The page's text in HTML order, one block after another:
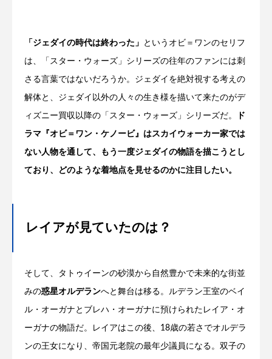
「ジェダイの時代は終わった」 というオビ＝ワンのセリフ
は、「スター・ウォーズ」シリーズの往年のファンには刺
さる言葉ではないだろうか。ジェダイを絶対視する考えの
解体と、ジェダイ以外の人々の生き様を描いて来たのがデ
ィズニー買収以降の「スター・ウォーズ」シリーズだ。 ド
ラマ『オビ＝ワン・ケノービ』はスカイウォーカー家では
ない人物を通して、もう一度ジェダイの物語を描こうとし
ており、どのような着地点を見せるのかに注目したい。
レイアが見ていたのは？
そして、タトゥイーンの砂漠から自然豊かで未来的な街並
みの惑星オルデランへと舞台は移る。ルデラン王室のベイ
ル・オーガナとブレハ・オーガナに預けられたレイア・オ
ーガナの物語だ。レイアはこの後、18歳の若さでオルデラ
ンの王女になり、帝国元老院の最年少議員になる。双子の